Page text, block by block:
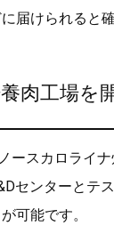
届けられると
肉工場を
ースカロライ
センターとテ
可能です。